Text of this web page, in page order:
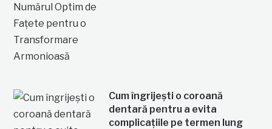
Cum îngrijești o coroană
dentară pentru a evita
complicațiile pe termen lung